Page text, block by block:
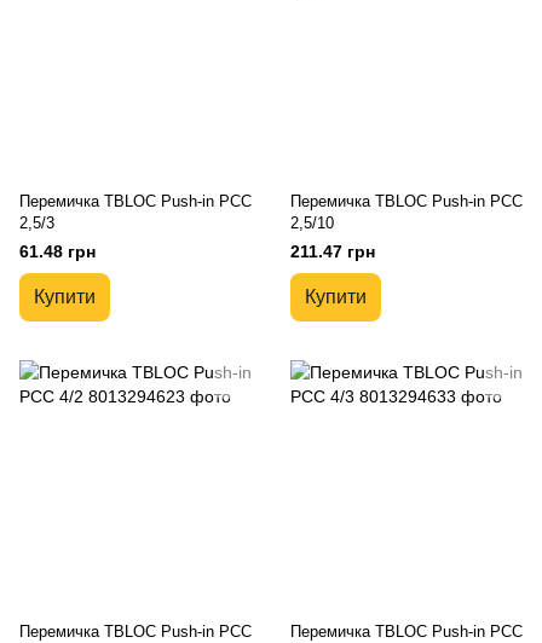
Перемичка TBLOC Push-in PCC
2,5/3
61.48 грн
Купити
Перемичка TBLOC Push-in PCC
2,5/10
211.47 грн
Купити
Перемичка TBLOC Push-in PCC
Перемичка TBLOC Push-in PCC